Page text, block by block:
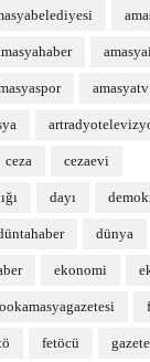
amasyatv
ceza cezaevi
dayı
dünya
ekonomi
fetöcü